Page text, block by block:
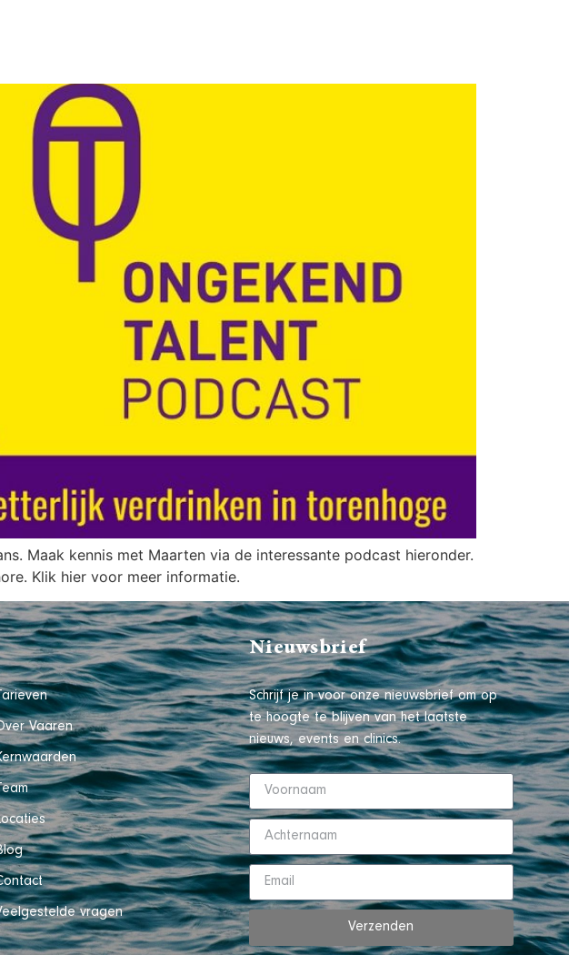
Maak kennis met Maarten via de interessante podcast hieronder.
Klik hier voor meer informatie.
Vaaren
vragen
Nieuwsbrief
Schrijf je in voor onze nieuwsbrief om op
te hoogte te blijven van het laatste
nieuws, events en clinics.
Verzenden